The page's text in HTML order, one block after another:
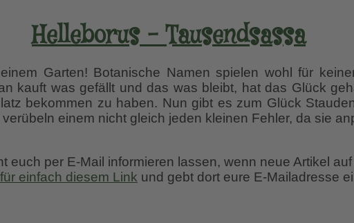
Helleborus – Tausendsassa
Garten! Botanische Namen spielen wohl für
kauft was gefällt und das was bleibt, hat das Glück
bekommen zu haben. Nun gibt es zum Glück
einem nicht gleich jeden kleinen Fehler, da sie
euch per E-Mail informieren lassen, wenn neue Artikel
einfach diesem Link und gebt dort eure E-Mailadresse